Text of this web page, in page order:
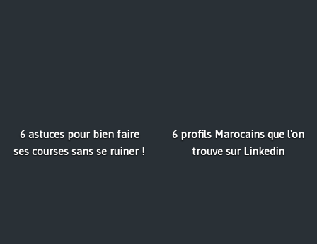
6 astuces pour bien faire
ses courses sans se ruiner !
6 profils Marocains que l'on
trouve sur Linkedin